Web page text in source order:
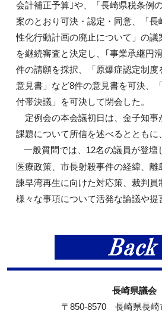
会計補正予算｣や、「長崎県税条例
案のとおり可決・認定・同意、「
性化行動計画の廃止について」の
を継続審査と決定し、｢事業承継円
件の請願を採択、「原爆症認定制
意見書」など8件の意見書を可決、
付帯決議」を可決して閉会した。
定例会の本会議初日は、金子知事
課題について所信を述べるととも
一般質問では、12名の議員が登
医療政策、市長射殺事件の経緯、
諫早湾再生に向けた対応策、裁判
様々な事項について活発な論議や提
長崎県議会
〒850-8570 長崎県長崎